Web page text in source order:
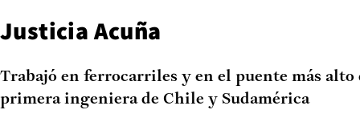
Justicia Acuña
Trabajó en ferrocarriles y en el puente más alto
primera ingeniera de Chile y Sudamérica